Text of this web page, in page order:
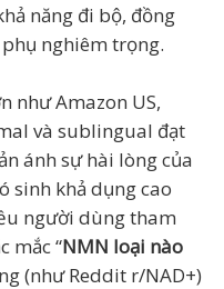
năng đi bộ, đồng
nghiêm trọng.
như Amazon US,
và sublingual đạt
ánh sự hài lòng của
sinh khả dụng cao
người dùng tham
mắc “NMN loại nào
(như Reddit r/NAD+)